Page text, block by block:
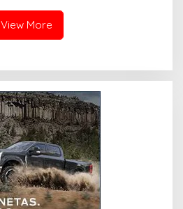
View More